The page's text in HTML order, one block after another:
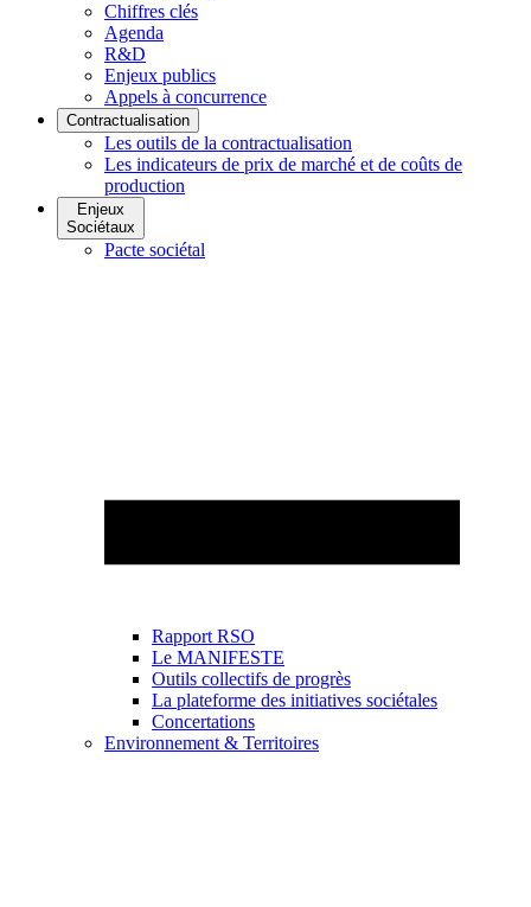
Chiffres clés
Agenda
R&D
Enjeux publics
Appels à concurrence
Contractualisation
Les outils de la contractualisation
Les indicateurs de prix de marché et de coûts de
production
Enjeux
Sociétaux
Pacte sociétal
Rapport RSO
Le MANIFESTE
Outils collectifs de progrès
La plateforme des initiatives sociétales
Concertations
Environnement & Territoires